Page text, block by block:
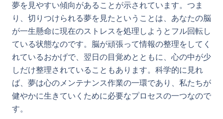
夢を見やすい傾向があることが示されています。つま
り、切りつけられる夢を見たということは、あなたの脳
が一生懸命に現在のストレスを処理しようとフル回転し
ている状態なのです。脳が頑張って情報の整理をしてく
れているおかげで、翌日の目覚めとともに、心の中が少
しだけ整理されていることもあります。科学的に見れ
ば、夢は心のメンテナンス作業の一環であり、私たちが
健やかに生きていくために必要なプロセスの一つなので
す。